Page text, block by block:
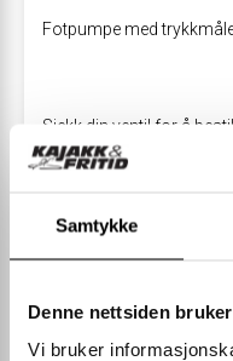
Samtykke
Denne nettsiden
Vi bruker
Fotpumpe med
Sjekk din ventil for å
Det kan være mindre avvik
spesifikasjoner og å gjøre